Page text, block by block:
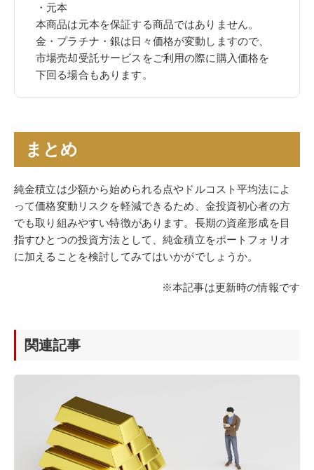
・元本
本商品は元本を保証する商品ではありません。
金・プラチナ・銀は日々価格が変動しますので、
市場売却受託サービスをご利用の際に購入価格を
下回る場合もあります。
まとめ
純金積立は少額から始められる点やドルコスト平均法によ
って価格変動リスクを軽減できるため、金投資初心者の方
でも取り組みやすい特徴があります。長期の資産形成を目
指すひとつの投資方法として、純金積立をポートフォリオ
に加えることを検討してみてはいかがでしょうか。
※本記事は更新時の情報です
関連記事